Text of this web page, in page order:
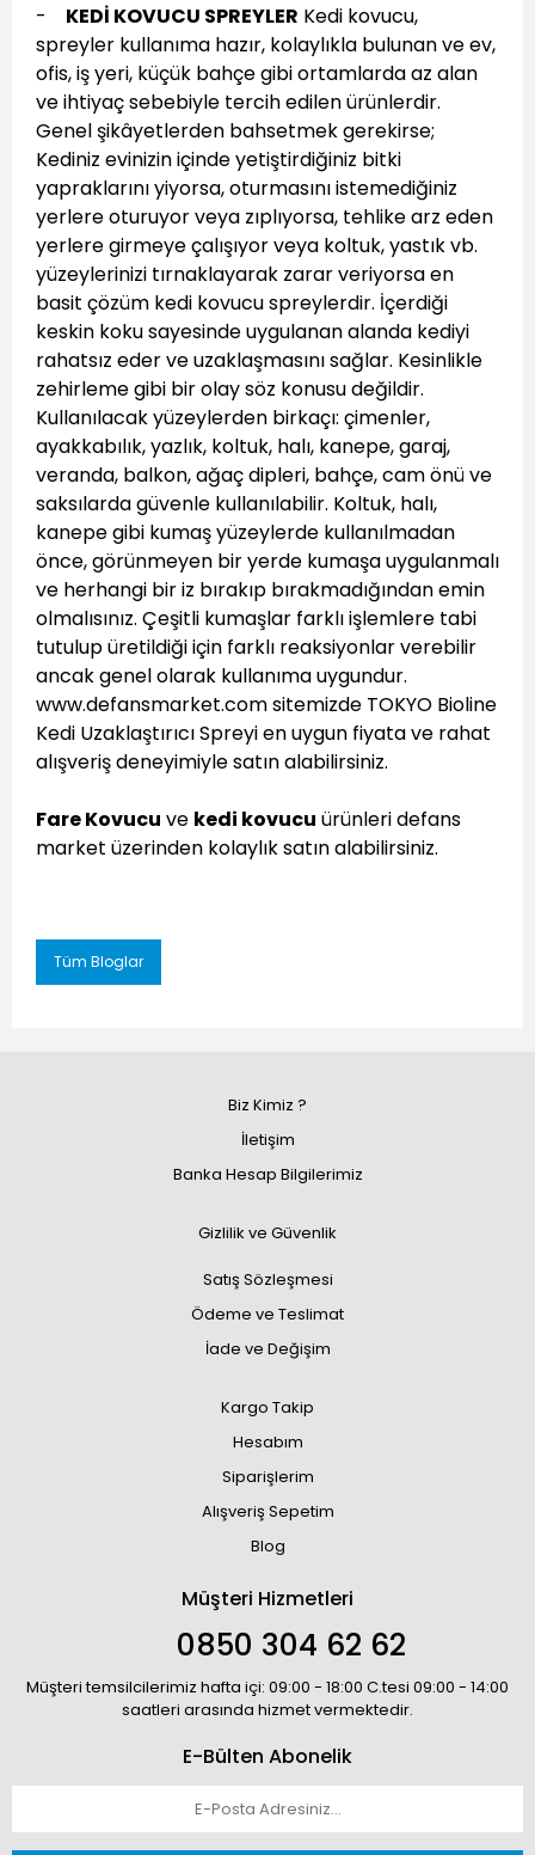
- KEDİ KOVUCU SPREYLER Kedi kovucu,
spreyler kullanıma hazır, kolaylıkla bulunan ve ev,
ofis, iş yeri, küçük bahçe gibi ortamlarda az alan
ve ihtiyaç sebebiyle tercih edilen ürünlerdir.
Genel şikâyetlerden bahsetmek gerekirse;
Kediniz evinizin içinde yetiştirdiğiniz bitki
yapraklarını yiyorsa, oturmasını istemediğiniz
yerlere oturuyor veya zıplıyorsa, tehlike arz eden
yerlere girmeye çalışıyor veya koltuk, yastık vb.
yüzeylerinizi tırnaklayarak zarar veriyorsa en
basit çözüm kedi kovucu spreylerdir. İçerdiği
keskin koku sayesinde uygulanan alanda kediyi
rahatsız eder ve uzaklaşmasını sağlar. Kesinlikle
zehirleme gibi bir olay söz konusu değildir.
Kullanılacak yüzeylerden birkaçı: çimenler,
ayakkabılık, yazlık, koltuk, halı, kanepe, garaj,
veranda, balkon, ağaç dipleri, bahçe, cam önü ve
saksılarda güvenle kullanılabilir. Koltuk, halı,
kanepe gibi kumaş yüzeylerde kullanılmadan
önce, görünmeyen bir yerde kumaşa uygulanmalı
ve herhangi bir iz bırakıp bırakmadığından emin
olmalısınız. Çeşitli kumaşlar farklı işlemlere tabi
tutulup üretildiği için farklı reaksiyonlar verebilir
ancak genel olarak kullanıma uygundur.
www.defansmarket.com sitemizde TOKYO Bioline
Kedi Uzaklaştırıcı Spreyi en uygun fiyata ve rahat
alışveriş deneyimiyle satın alabilirsiniz.
Fare Kovucu ve kedi kovucu ürünleri defans
market üzerinden kolaylık satın alabilirsiniz.
Tüm Bloglar
Biz Kimiz ?
İletişim
Banka Hesap Bilgilerimiz
Gizlilik ve Güvenlik
Satış Sözleşmesi
Ödeme ve Teslimat
İade ve Değişim
Kargo Takip
Hesabım
Siparişlerim
Alışveriş Sepetim
Blog
Müşteri Hizmetleri
0850 304 62 62
Müşteri temsilcilerimiz hafta içi: 09:00 - 18:00 C.tesi 09:00 - 14:00
saatleri arasında hizmet vermektedir.
E-Bülten Abonelik